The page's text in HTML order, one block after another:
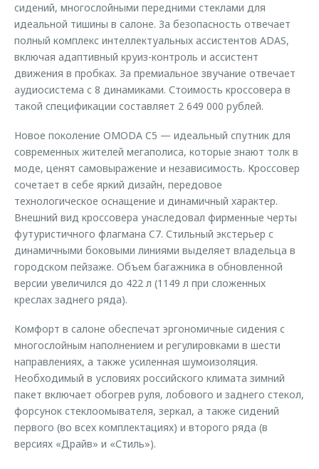
сидений, многослойными передними стеклами для
идеальной тишины в салоне. За безопасность отвечает
полный комплекс интеллектуальных ассистентов ADAS,
включая адаптивный круиз-контроль и ассистент
движения в пробках. За премиальное звучание отвечает
аудиосистема с 8 динамиками. Стоимость кроссовера в
такой спецификации составляет 2 649 000 рублей.
Новое поколение OMODA C5 — идеальный спутник для
современных жителей мегаполиса, которые знают толк в
моде, ценят самовыражение и независимость. Кроссовер
сочетает в себе яркий дизайн, передовое
технологическое оснащение и динамичный характер.
Внешний вид кроссовера унаследовал фирменные черты
футуристичного флагмана C7. Стильный экстерьер с
динамичными боковыми линиями выделяет владельца в
городском пейзаже. Объем багажника в обновленной
версии увеличился до 422 л (1149 л при сложенных
креслах заднего ряда).
Комфорт в салоне обеспечат эргономичные сидения с
многослойным наполнением и регулировками в шести
направлениях, а также усиленная шумоизоляция.
Необходимый в условиях российского климата зимний
пакет включает обогрев руля, лобового и заднего стекол,
форсунок стеклоомывателя, зеркал, а также сидений
первого (во всех комплектациях) и второго ряда (в
версиях «Драйв» и «Стиль»).